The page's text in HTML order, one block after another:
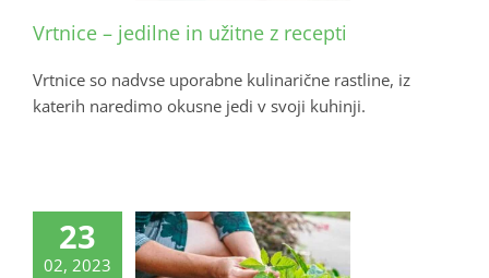
Vrtnice – jedilne in užitne z recepti
Vrtnice so nadvse uporabne kulinarične rastline, iz
katerih naredimo okusne jedi v svoji kuhinji.
23
02, 2023